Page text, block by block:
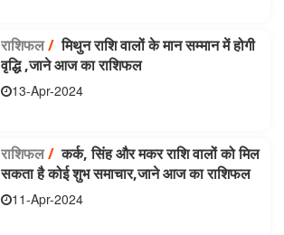
राशिफल/मिथुन राशि वालों के मान सम्मान में होगी
वृद्धि ,जाने आज का राशिफल
13-Apr-2024
राशिफल/कर्क, सिंह और मकर राशि वालों को मिल
सकता है कोई शुभ समाचार,जाने आज का राशिफल
11-Apr-2024